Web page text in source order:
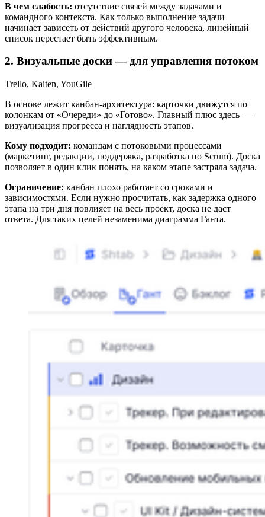
В чем слабость: отсутствие связей между задачами и
командного контекста. Как только выполнение задачи
начинает зависеть от действий другого человека, линейный
список перестает быть эффективным.
2. Визуальные доски — для управления потоком
Trello, Kaiten, YouGile
В основе лежит канбан-архитектура: карточки движутся по
колонкам от «Очереди» до «Готово». Главный плюс здесь —
визуализация прогресса и наглядность этапов.
Кому подходит: командам с потоковыми процессами
(маркетинг, редакции, поддержка, разработка по Scrum). Доска
позволяет в один клик понять, на каком этапе застряла задача.
Ограничение: канбан плохо работает со сроками и
зависимостями. Если нужно просчитать, как задержка одного
этапа на три дня повлияет на весь проект, доска не даст
ответа. Для таких целей незаменима диаграмма Ганта.